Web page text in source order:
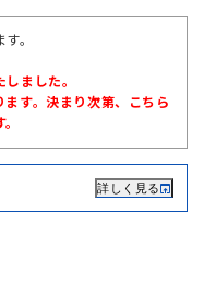
。
ました。
す。決まり次第、こちら
詳しく見る